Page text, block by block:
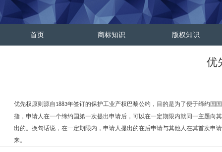
首页 商标知识 版权知识
优先权原则源自 1883年签订的保护工业产权巴黎公约，目的是为了便于缔约国
指，申请人在一个缔约国第一次提出申请后，可以在一定期限内就同一主题向
出的。换句话说，在一定期限内，申请人提出的在后申请与其他人在其首次申
来。
优